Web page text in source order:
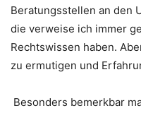
Beratungsstellen an den
die verweise ich immer
Rechtswissen haben.
zu ermutigen und
Besonders bemerkbar